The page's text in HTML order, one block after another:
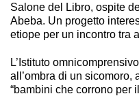
Salone del Libro, ospite
Abeba. Un progetto
etiope per un incontro tra
L’Istituto
all’ombra di un sicomoro,
“bambini che corrono per